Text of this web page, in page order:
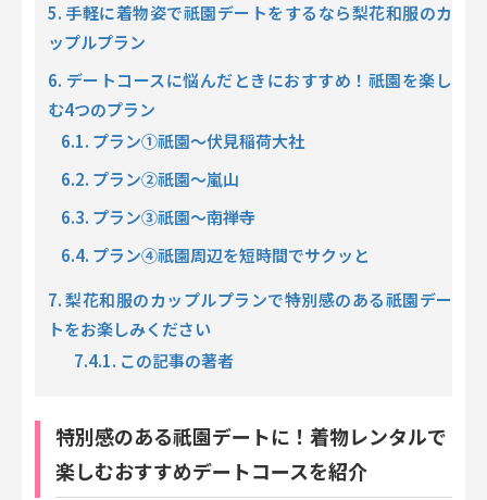
5. 手軽に着物姿で祇園デートをするなら梨花和服のカ
ップルプラン
6. デートコースに悩んだときにおすすめ！祇園を楽し
む4つのプラン
6.1. プラン①祇園～伏見稲荷大社
6.2. プラン②祇園～嵐山
6.3. プラン③祇園～南禅寺
6.4. プラン④祇園周辺を短時間でサクッと
7. 梨花和服のカップルプランで特別感のある祇園デー
トをお楽しみください
7.4.1. この記事の著者
特別感のある祇園デートに！着物レンタルで
楽しむおすすめデートコースを紹介